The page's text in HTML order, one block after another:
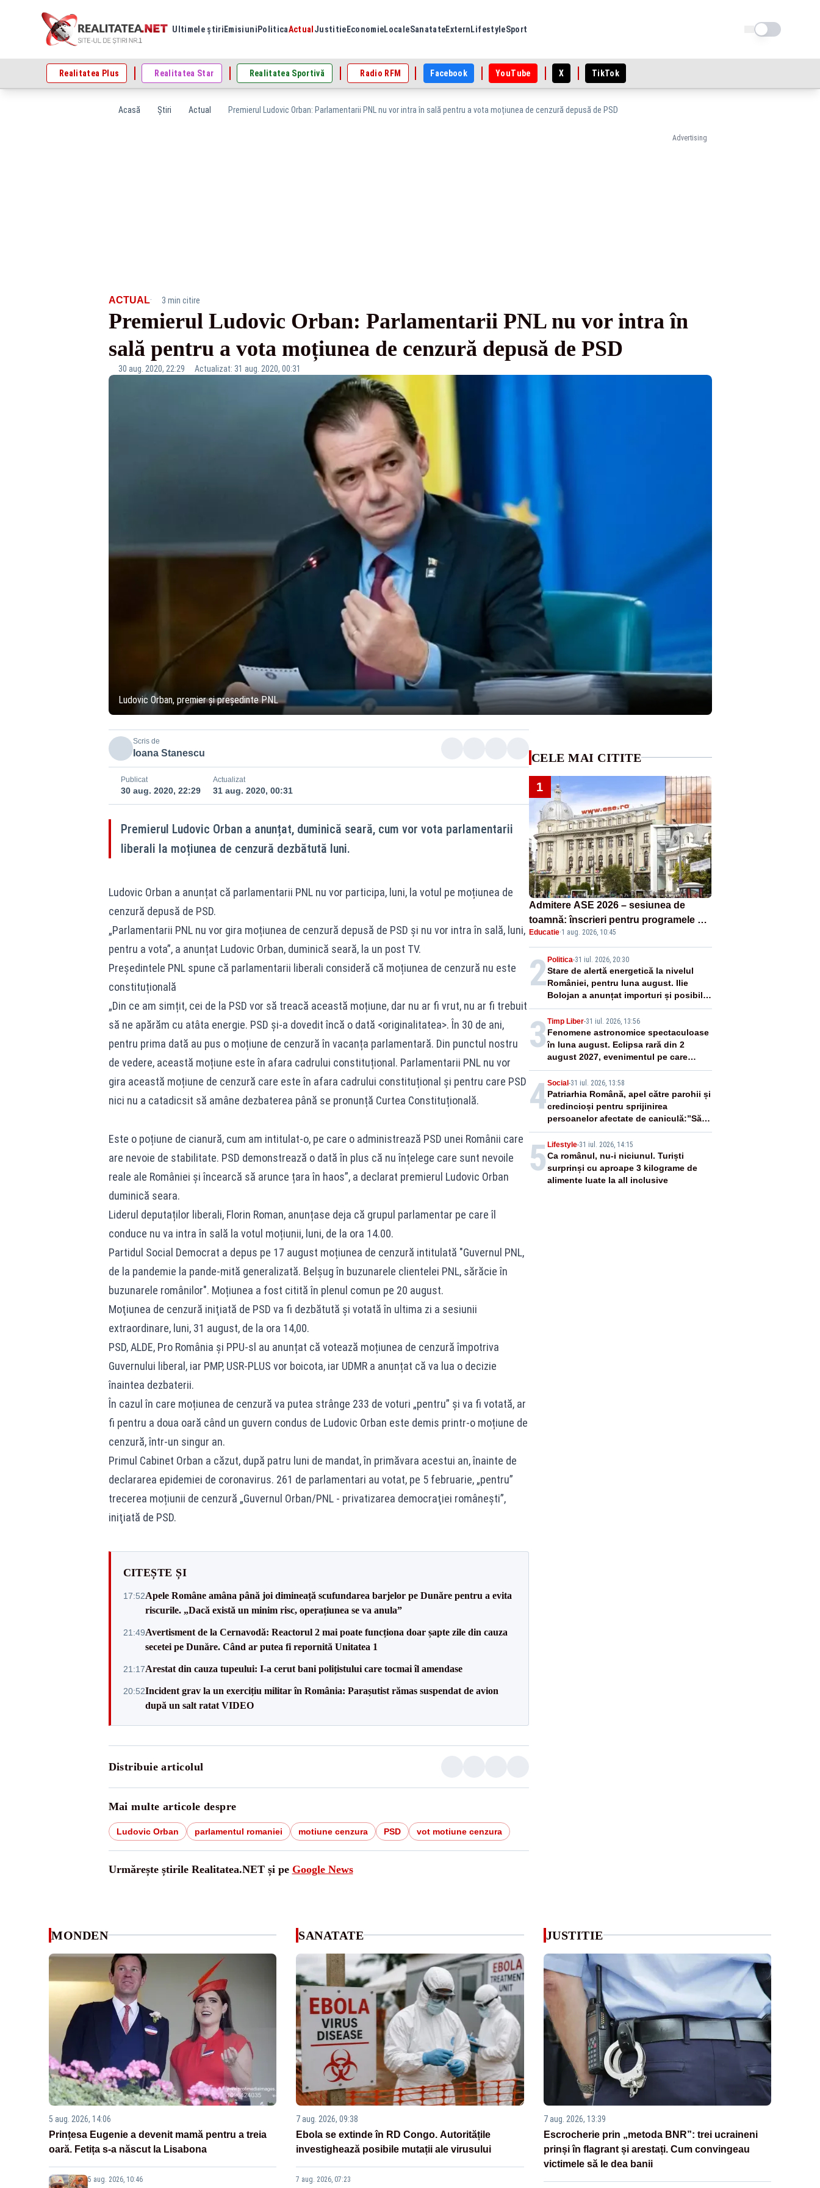
Ultimele știri Emisiuni PoliticaActual Justitie EconomieLocaleSanatateExtern LifestyleSport Schimba tema
Realitatea Plus Realitatea Star Realitatea Sportivă Radio RFM Facebook YouTube X TikTok
Acasă Știri Actual Premierul Ludovic Orban: Parlamentarii PNL nu vor intra în sală pentru a vota moțiunea de cenzură depusă de PSD
Advertising
ACTUAL· 3 min citire
Premierul Ludovic Orban: Parlamentarii PNL nu vor intra în
sală pentru a vota moțiunea de cenzură depusă de PSD
30 aug. 2020, 22:29 Actualizat: 31 aug. 2020, 00:31
Ludovic Orban, premier și președinte PNL
Scris de
Ioana Stanescu
Publicat
30 aug. 2020, 22:29
Actualizat
31 aug. 2020, 00:31
Premierul Ludovic Orban a anunțat, duminică seară, cum vor vota parlamentarii
liberali la moțiunea de cenzură dezbătută luni.
Ludovic Orban a anunțat că parlamentarii PNL nu vor participa, luni, la votul pe moțiunea de
cenzură depusă de PSD.
„Parlamentarii PNL nu vor gira moțiunea de cenzură depusă de PSD și nu vor intra în sală, luni,
pentru a vota”, a anunțat Ludovic Orban, duminică seară, la un post TV.
Președintele PNL spune că parlamentarii liberali consideră că moțiunea de cenzură nu este
constituțională
„Din ce am simțit, cei de la PSD vor să treacă această moțiune, dar nu ar fi vrut, nu ar fi trebuit
să ne apărăm cu atâta energie. PSD și-a dovedit încă o dată <originalitatea>. În 30 de ani,
pentru prima dată au pus o moțiune de cenzură în vacanța parlamentară. Din punctul nostru
de vedere, această moțiune este în afara cadrului constituțional. Parlamentarii PNL nu vor
gira această moțiune de cenzură care este în afara cadrului constituțional și pentru care PSD
nici nu a catadicsit să amâne dezbaterea până se pronunță Curtea Constituțională.
Este o poțiune de cianură, cum am intitulat-o, pe care o administrează PSD unei Românii care
are nevoie de stabilitate. PSD demonstrează o dată în plus că nu înțelege care sunt nevoile
reale ale României și încearcă să arunce țara în haos”, a declarat premierul Ludovic Orban
duminică seara.
Liderul deputaților liberali, Florin Roman, anunțase deja că grupul parlamentar pe care îl
conduce nu va intra în sală la votul moțiunii, luni, de la ora 14.00.
Partidul Social Democrat a depus pe 17 august moțiunea de cenzură intitulată "Guvernul PNL,
de la pandemie la pande-mită generalizată. Belșug în buzunarele clientelei PNL, sărăcie în
buzunarele românilor". Moțiunea a fost citită în plenul comun pe 20 august.
Moţiunea de cenzură iniţiată de PSD va fi dezbătută şi votată în ultima zi a sesiunii
extraordinare, luni, 31 august, de la ora 14,00.
PSD, ALDE, Pro România și PPU-sl au anunțat că votează moțiunea de cenzură împotriva
Guvernului liberal, iar PMP, USR-PLUS vor boicota, iar UDMR a anunțat că va lua o decizie
înaintea dezbaterii.
În cazul în care moțiunea de cenzură va putea strânge 233 de voturi „pentru” și va fi votată, ar
fi pentru a doua oară când un guvern condus de Ludovic Orban este demis printr-o moțiune de
cenzură, într-un singur an.
Primul Cabinet Orban a căzut, după patru luni de mandat, în primăvara acestui an, înainte de
declararea epidemiei de coronavirus. 261 de parlamentari au votat, pe 5 februarie, „pentru”
trecerea moțiunii de cenzură „Guvernul Orban/PNL - privatizarea democraţiei româneşti”,
iniţiată de PSD.
CITEȘTE ȘI
17:52Apele Române amâna până joi dimineață scufundarea barjelor pe Dunăre pentru a evita
riscurile. „Dacă există un minim risc, operațiunea se va anula”
21:49Avertisment de la Cernavodă: Reactorul 2 mai poate funcționa doar șapte zile din cauza
secetei pe Dunăre. Când ar putea fi repornită Unitatea 1
21:17Arestat din cauza tupeului: I-a cerut bani polițistului care tocmai îl amendase
20:52Incident grav la un exercițiu militar în România: Parașutist rămas suspendat de avion
după un salt ratat VIDEO
Distribuie articolul
Mai multe articole despre
Ludovic Orban parlamentul romaniei motiune cenzura PSD vot motiune cenzura
Urmărește știrile Realitatea.NET și pe Google News
CELE MAI CITITE
1
Admitere ASE 2026 – sesiunea de
toamnă: înscrieri pentru programele de
licență, masterat și doctorat
Educatie·1 aug. 2026, 10:45
2Politica-31 iul. 2026, 20:30
Stare de alertă energetică la nivelul
României, pentru luna august. Ilie
Bolojan a anunțat importuri și posibile
restricții – VIDEO
3 Timp Liber-31 iul. 2026, 13:56
Fenomene astronomice spectaculoase
în luna august. Eclipsa rară din 2
august 2027, evenimentul pe care
generația noastră nu îl va mai vedea
4Social-31 iul. 2026, 13:58
Patriarhia Română, apel către parohii și
credincioși pentru sprijinirea
persoanelor afectate de caniculă:”Să
distribuie apă celor aflați în nevoie”
5 Lifestyle-31 iul. 2026, 14:15
Ca românul, nu-i niciunul. Turiști
surprinși cu aproape 3 kilograme de
alimente luate la all inclusive
MONDEN
5 aug. 2026, 14:06
Prințesa Eugenie a devenit mamă pentru a treia
oară. Fetița s-a născut la Lisabona
5 aug. 2026, 10:46
SANATATE
7 aug. 2026, 09:38
Ebola se extinde în RD Congo. Autoritățile
investighează posibile mutații ale virusului
7 aug. 2026, 07:23
JUSTITIE
7 aug. 2026, 13:39
Escrocherie prin „metoda BNR”: trei ucraineni
prinși în flagrant și arestați. Cum convingeau
victimele să le dea banii